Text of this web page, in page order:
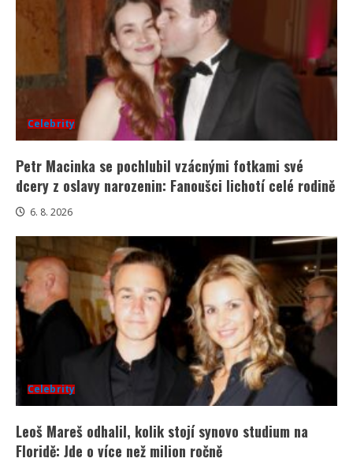
Celebrity
Petr Macinka se pochlubil vzácnými fotkami své
dcery z oslavy narozenin: Fanoušci lichotí celé rodině
6. 8. 2026
Celebrity
Leoš Mareš odhalil, kolik stojí synovo studium na
Floridě: Jde o více než milion ročně